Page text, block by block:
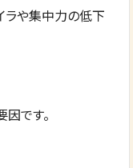
ラや集中力の低下
です。